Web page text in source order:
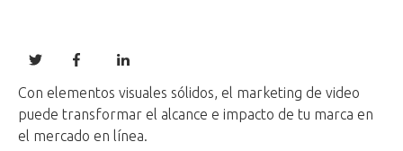
Con elementos visuales sólidos, el marketing de video
puede transformar el alcance e impacto de tu marca en
el mercado en línea.